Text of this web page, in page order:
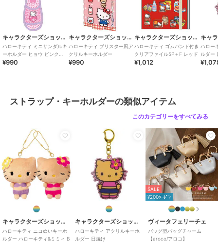
キャラクターズショップ ラフラフ
ハローキティ ミニサンダルキ
ーホルダー ヒョウ ピンク
GOGOギャル
¥990
キャラクターズショップ ラフラフ
ハローキティ ブリスター風ア
クリルキーホルダー
¥990
キャラクターズショップ ラフラフ
ハローキティ ゴムバンド付き
クリアファイル5P＋F レッド
¥1,012
ハロー
ルダー
ストラップ・キーホルダーの類似アイテム
このカテゴリーをすべてみる
キャラクターズショップ ラフラフ
ハローキティ ニコぬいキーホ
ルダー ハローキティ&ミミィ B
キャラクターズショップ ラフラフ
ハローキティ アクリルキーホ
ルダー 日焼け
SALE
¥200ｸｰﾎﾟﾝ
ヴィータフェリーチェ
バッグ型バッグチャーム
【aroco/アロコ】